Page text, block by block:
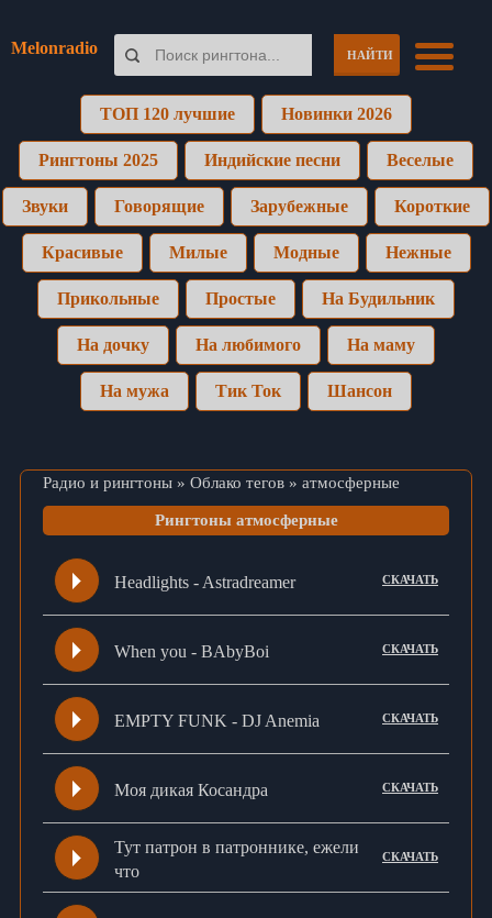
Melonradio НАЙТИ
ТОП 120 лучшие Новинки 2026
Рингтоны 2025 Индийские песни Веселые
Звуки Говорящие Зарубежные Короткие
Красивые Милые Модные Нежные
Прикольные Простые На Будильник
На дочку На любимого На маму
На мужа Тик Ток Шансон
Радио и рингтоны » Облако тегов » атмосферные
Рингтоны атмосферные
Headlights - Astradreamer СКАЧАТЬ
When you - BAbyBoi СКАЧАТЬ
EMPTY FUNK - DJ Anemia СКАЧАТЬ
Моя дикая Косандра СКАЧАТЬ
Тут патрон в патроннике, ежели
что
СКАЧАТЬ